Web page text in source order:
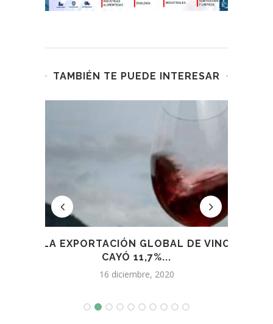
TAMBIÉN TE PUEDE INTERESAR
LA EXPORTACIÓN GLOBAL DE VINO
CAYÓ 11,7%...
16 diciembre, 2020